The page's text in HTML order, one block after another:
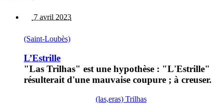
7 avril 2023
(Saint-Loubès)
L’Estrille
"Las Trilhas" est une hypothèse : "L'Estrille"
résulterait d'une mauvaise coupure ; à creuser.
(las,eras) Trilhas